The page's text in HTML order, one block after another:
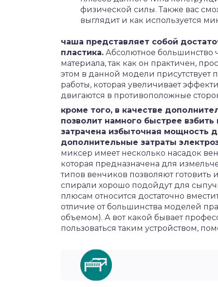
физической силы. Также вас
выглядит и как используется
чаша представляет собой
пластика. Абсолютное большинство
материала, так как он практичен,
этом в данной модели
работы, которая увеличивает
двигаются в противоположные
кроме того, в качестве
позволит намного быстрее
затрачена избыточная мощность
дополнительные затраты
миксер имеет несколько насадок
которая предназначена для
типов венчиков позволяют
спирали хорошо подойдут для
плюсам относится достаточно
отличие от большинства моделей
объемом). А вот какой бывает
пользоваться таким устройством,